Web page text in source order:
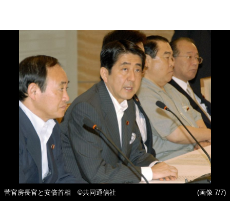
菅官房長官と安倍首相 ©共同通信社 (画像 7/7)